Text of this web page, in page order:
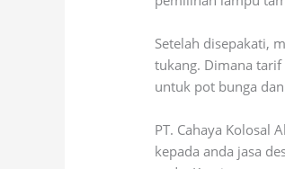
Setelah disepakati,
tukang. Dimana
untuk pot bunga
PT. Cahaya Kolosal
kepada anda jasa